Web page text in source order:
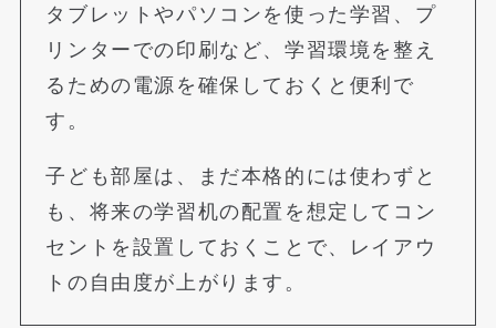
タブレットやパソコンを使った学習、プ
リンターでの印刷など、学習環境を整え
るための電源を確保しておくと便利で
す。
子ども部屋は、まだ本格的には使わずと
も、将来の学習机の配置を想定してコン
セントを設置しておくことで、レイアウ
トの自由度が上がります。